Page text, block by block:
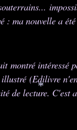
ma nouvelle a
montré intéressé
(Edilivre
de lecture. C'est